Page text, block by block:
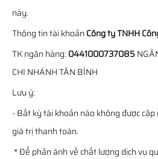
này.
Thông tin tài khoảnCông ty TNHH
TK ngân hàng: 0441000737085
CHI NHÁNH TÂN BÌNH
Lưu ý:
- Bất kỳ tài khoản nào không được
giá trị thanh toán.
* Để phản ánh về chất lượng dịch vụ